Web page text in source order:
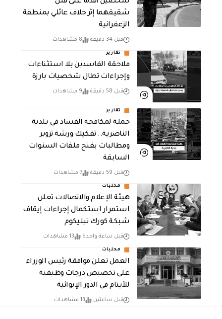
شخصين أقدما على قتل
شقيقهما إثر خلاف عائلي بمنطقة
الزعفرانية
قبل 34 دقيقة 8 مشاهدات
تقارير
ملاحقة الفاسدين بلا استثناءات
وإجراءات تطال شخصيات بارزة
قبل 58 دقيقة 9 مشاهدات
تقارير
حملة لمكافحة الفساد في بلدية
الناصرية.. تفكيك ورشة تزوير
ومطالبات بفتح ملفات السنوات
السابقة
قبل 59 دقيقة 7 مشاهدات
محليات
هيئة الإعلام والاتصالات تعلن
استمرار استكمال إجراءات إيقاف
شبكة كورك تيليكوم
قبل ساعة واحدة 13 مشاهدات
محليات
العمل تعلن موافقة رئيس الوزراء
على تخصيص درجات وظيفية
للأيتام في الدور الإيوائية
قبل ساعتين 13 مشاهدات